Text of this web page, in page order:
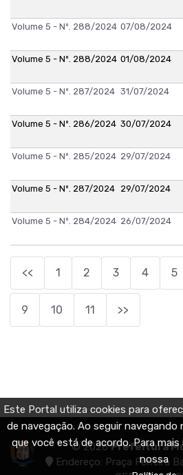
Este Portal utiliza cookies para
de navegação. Ao seguir
que você está de acordo. Para
nossa
Volume 5 - Nº. 288/2024 07/08/2024
Volume 5 - Nº. 288/2024 01/08/2024
Volume 5 - Nº. 287/2024 31/07/2024
Volume 5 - Nº. 286/2024 30/07/2024
Volume 5 - Nº. 285/2024 29/07/2024
Volume 5 - Nº. 287/2024 29/07/2024
Volume 5 - Nº. 284/2024 26/07/2024
<< 1 2 3 4 5
9 10 11 >>
© 2026Prefeitura
Endereço: Praça Ferreira